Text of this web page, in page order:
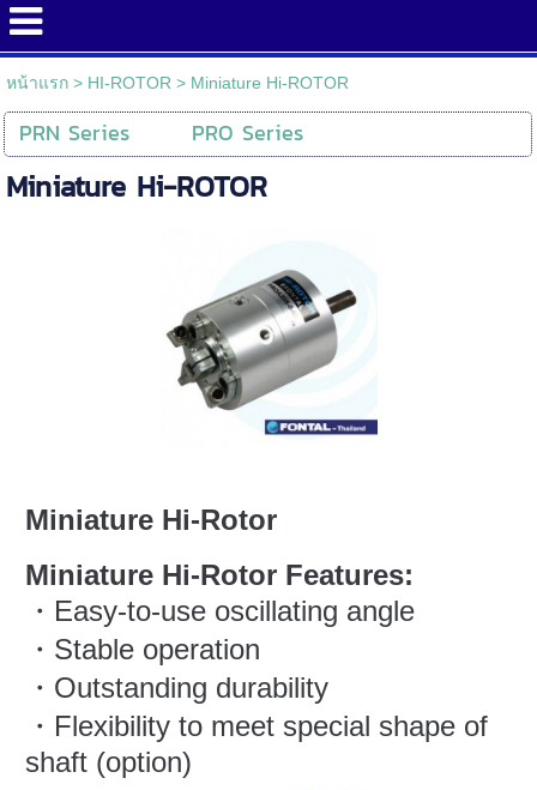
หน้าแรก> HI-ROTOR > Miniature Hi-ROTOR
PRN Series PRO Series
Miniature Hi-ROTOR
Miniature Hi-Rotor
Miniature Hi-Rotor Features:
・Easy-to-use oscillating angle
・Stable operation
・Outstanding durability
・Flexibility to meet special shape of
shaft (option)